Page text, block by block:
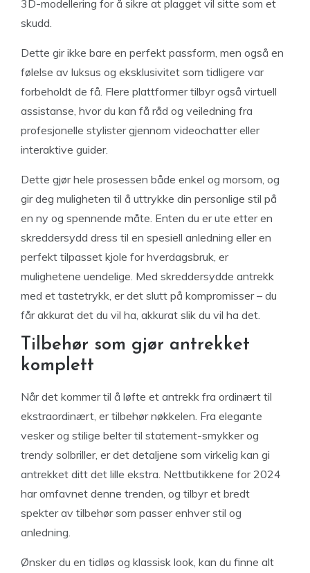
3D-modellering for å sikre at plagget vil sitte som et
skudd.
Dette gir ikke bare en perfekt passform, men også en
følelse av luksus og eksklusivitet som tidligere var
forbeholdt de få. Flere plattformer tilbyr også virtuell
assistanse, hvor du kan få råd og veiledning fra
profesjonelle stylister gjennom videochatter eller
interaktive guider.
Dette gjør hele prosessen både enkel og morsom, og
gir deg muligheten til å uttrykke din personlige stil på
en ny og spennende måte. Enten du er ute etter en
skreddersydd dress til en spesiell anledning eller en
perfekt tilpasset kjole for hverdagsbruk, er
mulighetene uendelige. Med skreddersydde antrekk
med et tastetrykk, er det slutt på kompromisser – du
får akkurat det du vil ha, akkurat slik du vil ha det.
Tilbehør som gjør antrekket
komplett
Når det kommer til å løfte et antrekk fra ordinært til
ekstraordinært, er tilbehør nøkkelen. Fra elegante
vesker og stilige belter til statement-smykker og
trendy solbriller, er det detaljene som virkelig kan gi
antrekket ditt det lille ekstra. Nettbutikkene for 2024
har omfavnet denne trenden, og tilbyr et bredt
spekter av tilbehør som passer enhver stil og
anledning.
Ønsker du en tidløs og klassisk look, kan du finne alt